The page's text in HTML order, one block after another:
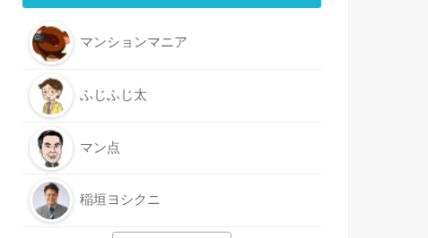
マンションマニア
ふじふじ太
マン点
稲垣ヨシクニ